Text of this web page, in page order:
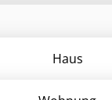
Haus